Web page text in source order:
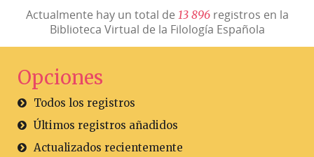
Actualmente hay un total de 13 896registros en la
Biblioteca Virtual de la Filología Española
Opciones
Todos los registros
Últimos registros añadidos
Actualizados recientemente